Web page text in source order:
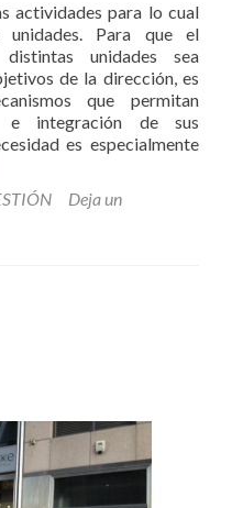
actividades para lo cual
Para que el
unidades sea
de la dirección, es
que permitan
e integración de sus
es especialmente
Deja un